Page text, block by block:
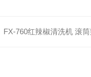
FX-760红辣椒清洗机 滚